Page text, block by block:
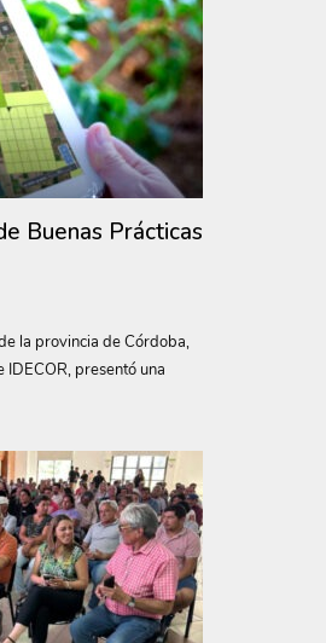
Buenas Prácticas
la provincia de Córdoba,
IDECOR, presentó una